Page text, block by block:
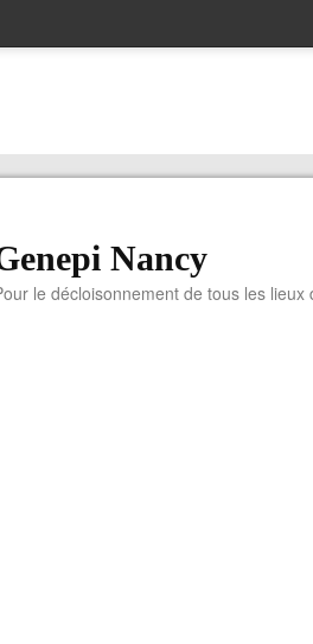
Nancy
le décloisonnement de tous les lieux